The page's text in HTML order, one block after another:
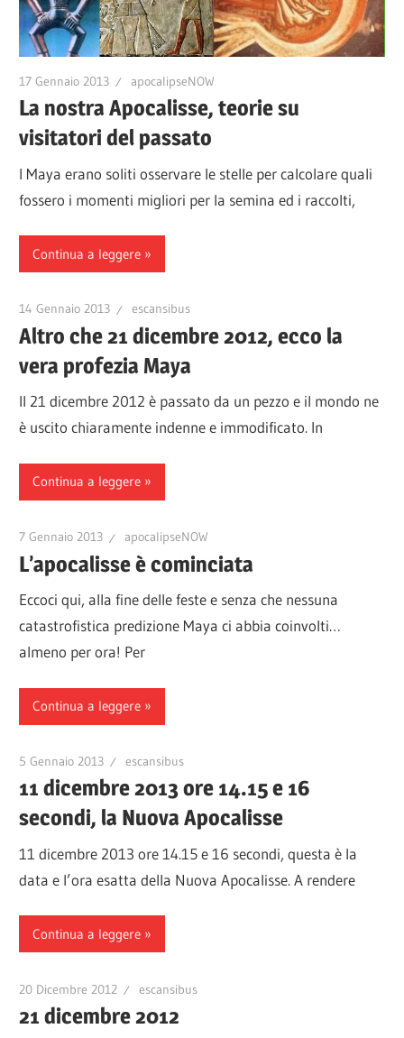
17 Gennaio 2013 apocalipseNOW
La nostra Apocalisse, teorie su
visitatori del passato
I Maya erano soliti osservare le stelle per calcolare quali
fossero i momenti migliori per la semina ed i raccolti,
Continua a leggere
14 Gennaio 2013 escansibus
Altro che 21 dicembre 2012, ecco la
vera profezia Maya
Il 21 dicembre 2012 è passato da un pezzo e il mondo ne
è uscito chiaramente indenne e immodificato. In
Continua a leggere
7 Gennaio 2013 apocalipseNOW
L’apocalisse è cominciata
Eccoci qui, alla fine delle feste e senza che nessuna
catastrofistica predizione Maya ci abbia coinvolti…
almeno per ora! Per
Continua a leggere
5 Gennaio 2013 escansibus
11 dicembre 2013 ore 14.15 e 16
secondi, la Nuova Apocalisse
11 dicembre 2013 ore 14.15 e 16 secondi, questa è la
data e l’ora esatta della Nuova Apocalisse. A rendere
Continua a leggere
20 Dicembre 2012 escansibus
21 dicembre 2012